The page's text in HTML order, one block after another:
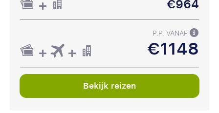
€964
P.P. VANAF
€1148
Bekijk reizen